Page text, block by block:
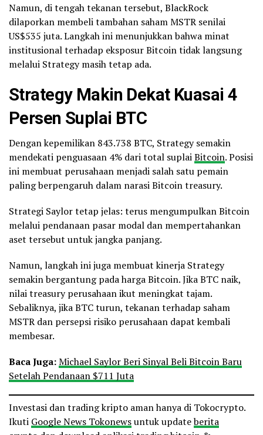
Namun, di tengah tekanan tersebut, BlackRock
dilaporkan membeli tambahan saham MSTR senilai
US$535 juta. Langkah ini menunjukkan bahwa minat
institusional terhadap eksposur Bitcoin tidak langsung
melalui Strategy masih tetap ada.
Strategy Makin Dekat Kuasai 4
Persen Suplai BTC
Dengan kepemilikan 843.738 BTC, Strategy semakin
mendekati penguasaan 4% dari total suplaiBitcoin. Posisi
ini membuat perusahaan menjadi salah satu pemain
paling berpengaruh dalam narasi Bitcoin treasury.
Strategi Saylor tetap jelas: terus mengumpulkan Bitcoin
melalui pendanaan pasar modal dan mempertahankan
aset tersebut untuk jangka panjang.
Namun, langkah ini juga membuat kinerja Strategy
semakin bergantung pada harga Bitcoin. Jika BTC naik,
nilai treasury perusahaan ikut meningkat tajam.
Sebaliknya, jika BTC turun, tekanan terhadap saham
MSTR dan persepsi risiko perusahaan dapat kembali
membesar.
Baca Juga:Michael Saylor Beri Sinyal Beli Bitcoin Baru
Setelah Pendanaan $711 Juta
Investasi dan trading kripto aman hanya di Tokocrypto.
Ikuti Google News Tokonewsuntuk updateberita